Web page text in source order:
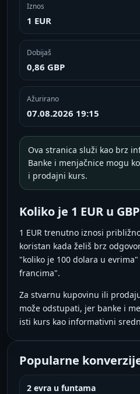
Iznos
1 EUR
Dobijaš
0,86 GBP
Ažurirano
07.08.2026 19:15
Ova stranica služi kao brz
Banke i menjačnice mogu
i prodajni kurs.
Koliko je 1 EUR u
1 EUR trenutno iznosi
koristan kada želiš brz
"koliko je 100 dolara u
francima".
Za stvarnu kupovinu ili
može odstupati, jer banke i
isti kurs kao informativni
Popularne
2 evra u funtama